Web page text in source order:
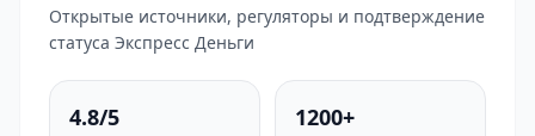
Открытые источники, регуляторы и подтверждение
статуса Экспресс Деньги
4.8/5 1200+